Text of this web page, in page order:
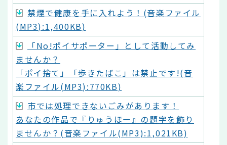
禁煙で健康を手に入れよう！(音楽ファイル
(MP3):1,400KB)
「No!ポイサポーター」として活動してみ
ませんか？
「ポイ捨て」「歩きたばこ」は禁止です!(音
楽ファイル(MP3):770KB)
市では処理できないごみがあります！
あなたの作品で『りゅうほー』の題字を飾り
ませんか？(音楽ファイル(MP3):1,021KB)